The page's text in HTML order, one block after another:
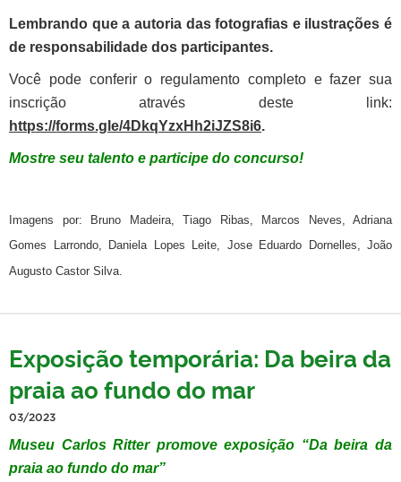
Lembrando que a autoria das fotografias e ilustrações é
de responsabilidade dos participantes.
Você pode conferir o regulamento completo e fazer sua
inscrição através deste link:
https://forms.gle/4DkqYzxHh2iJZS8i6.
Mostre seu talento e participe do concurso!
Imagens por: Bruno Madeira, Tiago Ribas, Marcos Neves, Adriana
Gomes Larrondo, Daniela Lopes Leite, Jose Eduardo Dornelles, João
Augusto Castor Silva.
Exposição temporária: Da beira da
praia ao fundo do mar
03/2023
Museu Carlos Ritter promove exposição “Da beira da
praia ao fundo do mar”